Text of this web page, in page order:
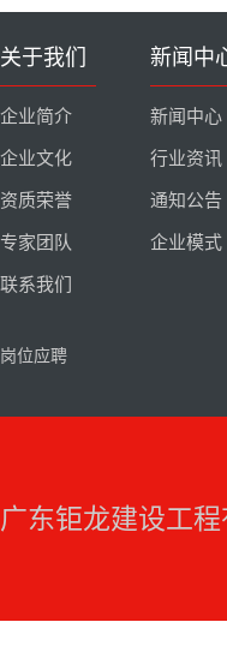
关于我们
企业简介
企业文化
资质荣誉
专家团队
联系我们
新闻中
新闻中心
行业资讯
通知公告
企业模式
岗位应聘
广东钜龙建设工程